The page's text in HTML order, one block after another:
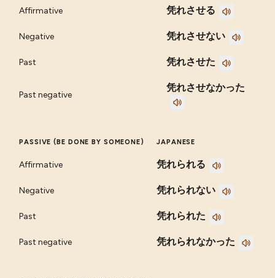
Affirmative 凭れさせる
Negative 凭れさせない
Past 凭れさせた
Past negative
凭れさせなかった
PASSIVE (BE DONE BY SOMEONE) JAPANESE
Affirmative 凭れられる
Negative 凭れられない
Past 凭れられた
Past negative 凭れられなかった